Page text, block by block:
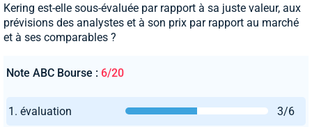
Kering est-elle sous-évaluée par rapport à sa juste valeur, aux
prévisions des analystes et à son prix par rapport au marché
et à ses comparables ?
Note ABC Bourse : 6/20
1. évaluation 3/6